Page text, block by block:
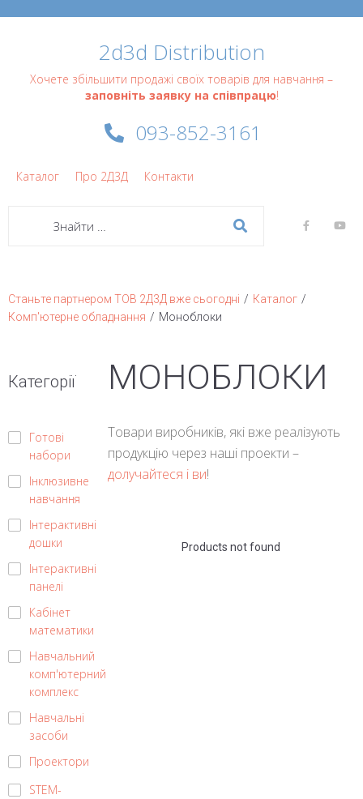
2d3d Distribution
Хочете збільшити продажі своїх товарів для навчання –
заповніть заявку на співпрацю!
093-852-3161
Каталог Про 2Д3Д Контакти
Станьте партнером ТОВ 2Д3Д вже сьогодні / Каталог /
Комп'ютерне обладнання / Моноблоки
Категорії
Готові
набори
Інклюзивне
навчання
Інтерактивні
дошки
Інтерактивні
панелі
Кабінет
математики
Навчальний
комп'ютерний
комплекс
Навчальні
засоби
Проектори
STEM-
МОНОБЛОКИ
Товари виробників, які вже реалізують
продукцію через наші проекти –
долучайтеся і ви!
Products not found